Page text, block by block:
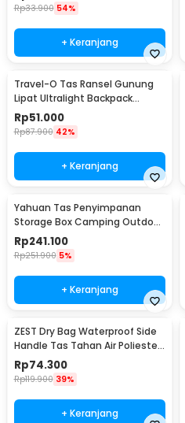
Rp33.900 54%
+ Keranjang
Travel-O Tas Ransel Gunung
Lipat Ultralight Backpack
Waterproof - LC19
Rp51.000
Rp87.900 42%
+ Keranjang
Yahuan Tas Penyimpanan
Storage Box Camping Outdoor
Travel Waterproof - YN-29
Rp241.100
Rp251.900 5%
+ Keranjang
ZEST Dry Bag Waterproof Side
Handle Tas Tahan Air Poliester
PVC Nilon 10L - OB109
Rp74.300
Rp119.900 39%
+ Keranjang